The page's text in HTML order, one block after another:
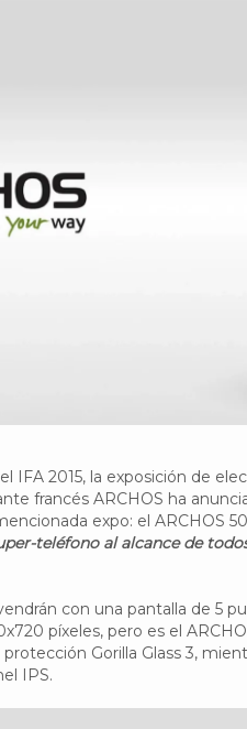
IFA 2015, la exposición de
francés ARCHOS ha
expo: el ARCHOS
teléfono al alcance de
con una pantalla de 5
píxeles, pero es el
Gorilla Glass 3,
IPS.